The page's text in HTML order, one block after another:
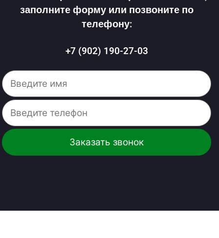
заполните форму или позвоните по
телефону:
+7 (902) 190-27-03